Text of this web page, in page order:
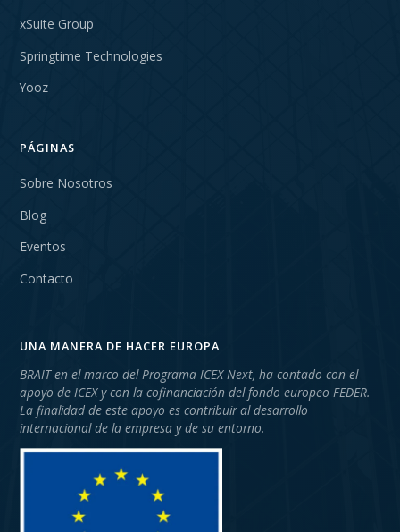
xSuite Group
Springtime Technologies
Yooz
PÁGINAS
Sobre Nosotros
Blog
Eventos
Contacto
UNA MANERA DE HACER EUROPA
BRAIT en el marco del Programa ICEX Next, ha contado con el
apoyo de ICEX y con la cofinanciación del fondo europeo FEDER.
La finalidad de este apoyo es contribuir al desarrollo
internacional de la empresa y de su entorno.